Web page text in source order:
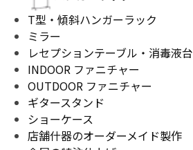
T型・傾斜ハンガーラック
ミラー
レセプションテーブル・消毒液台
INDOOR ファニチャー
OUTDOOR ファニチャー
ギタースタンド
ショーケース
店舗什器のオーダーメイド製作